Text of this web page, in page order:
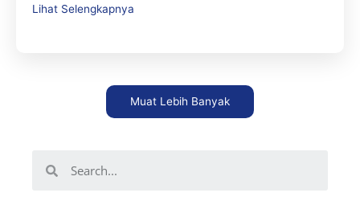
Lihat Selengkapnya
Muat Lebih Banyak